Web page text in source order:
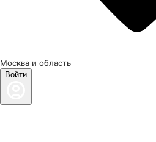
Москва и область
Войти